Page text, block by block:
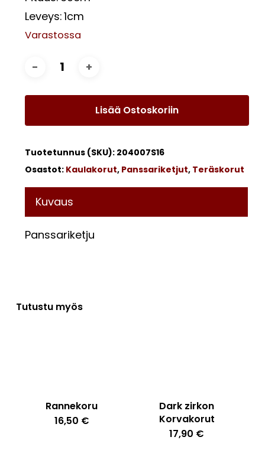
Leveys:1cm
Varastossa
Lisää Ostoskoriin
Tuotetunnus (SKU): 204007S16
Osastot: Kaulakorut, Panssariketjut, Teräskorut
Kuvaus
Panssariketju
Tutustu myös
Rannekoru
16,50 €
Dark zirkon
Korvakorut
17,90 €